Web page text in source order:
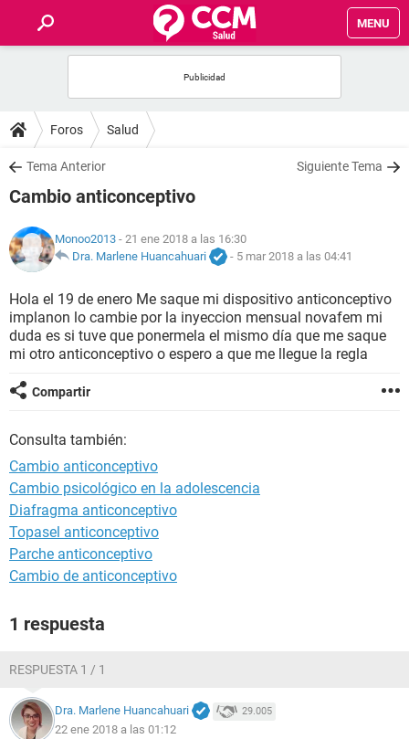
MENU
FOROS
SALUD
NUTRICIÓN
BIENESTAR
SEXUALIDAD
GLOSARIO
Foros Salud
Tema Anterior Siguiente Tema
Cambio anticonceptivo
Monoo2013 - 21 ene 2018 a las 16:30
Dra. Marlene Huancahuari
- 5 mar 2018 a las 04:41
Hola el 19 de enero Me saque mi dispositivo anticonceptivo
implanon lo cambie por la inyeccion mensual novafem mi
duda es si tuve que ponermela el mismo día que me saque
mi otro anticonceptivo o espero a que me llegue la regla
Compartir
Consulta también:
Cambio anticonceptivo
Cambio psicológico en la adolescencia
Diafragma anticonceptivo
Topasel anticonceptivo
Parche anticonceptivo
Cambio de anticonceptivo
1 respuesta
RESPUESTA 1 / 1
Dra. Marlene Huancahuari 29.005
22 ene 2018 a las 01:12